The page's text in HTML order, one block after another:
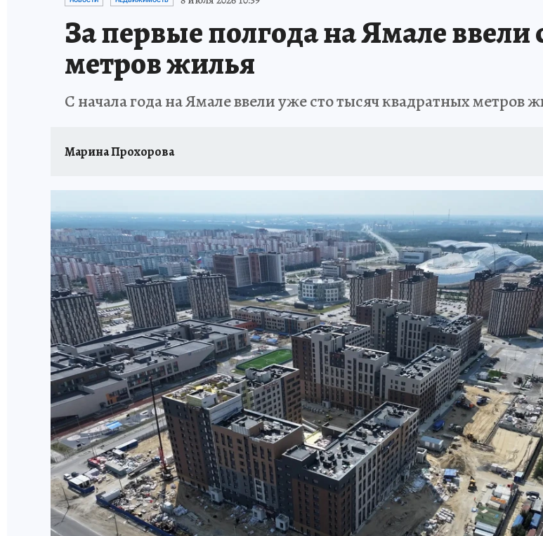
За первые полгода на Ямале
метров жилья
С начала года на Ямале ввели уже сто тысяч квадратных метров
Марина Прохорова